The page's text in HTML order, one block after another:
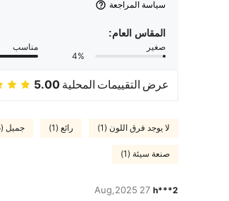
سياسة المراجعة
المقاس العام:
صغير
4%
مناسب
عرض التقييمات المحلية 5.00
لا يوجد فرق اللون (1) رائع (1) جميل (5)
صنعة سيئة (1)
h***2
27 Aug,2025